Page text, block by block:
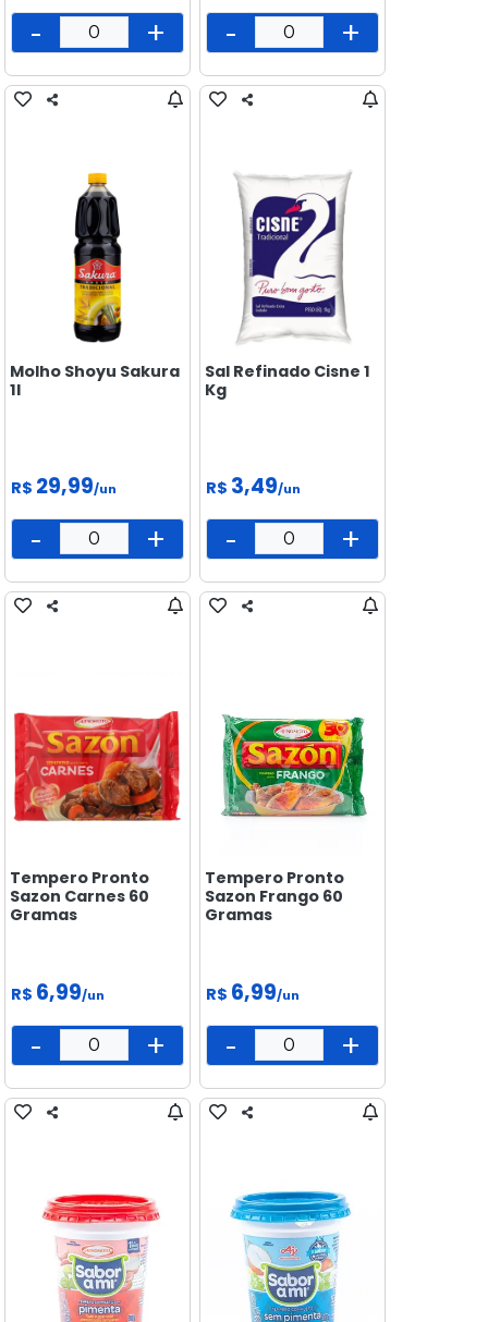
- + - +
Molho Shoyu Sakura
1l
R$ 29,99/un
- +
Sal Refinado Cisne 1
Kg
R$ 3,49/un
- +
Tempero Pronto
Sazon Carnes 60
Gramas
R$ 6,99/un
- +
Tempero Pronto
Sazon Frango 60
Gramas
R$ 6,99/un
- +